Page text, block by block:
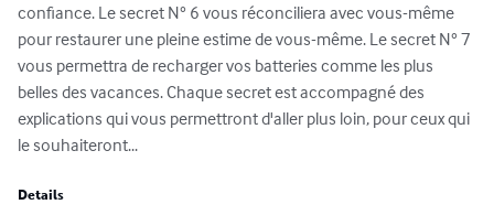
confiance. Le secret N° 6 vous réconciliera avec vous-même
pour restaurer une pleine estime de vous-même. Le secret N° 7
vous permettra de recharger vos batteries comme les plus
belles des vacances. Chaque secret est accompagné des
explications qui vous permettront d'aller plus loin, pour ceux qui
le souhaiteront...
Details